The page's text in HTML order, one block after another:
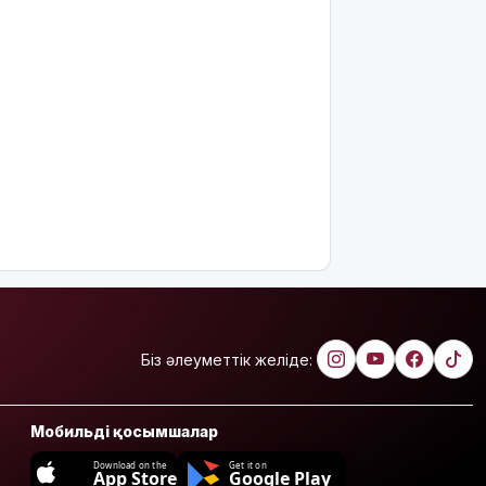
Біз әлеуметтік желіде:
Мобильді қосымшалар
Download on the
App Store
Get it on
Google Play